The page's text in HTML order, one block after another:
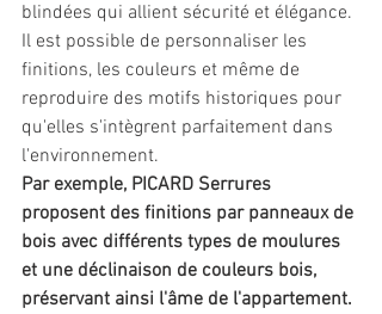
blindées qui allient sécurité et élégance.
Il est possible de personnaliser les
finitions, les couleurs et même de
reproduire des motifs historiques pour
qu'elles s'intègrent parfaitement dans
l'environnement.
Par exemple, PICARD Serrures
proposent des finitions par panneaux de
bois avec différents types de moulures
et une déclinaison de couleurs bois,
préservant ainsi l'âme de l'appartement.